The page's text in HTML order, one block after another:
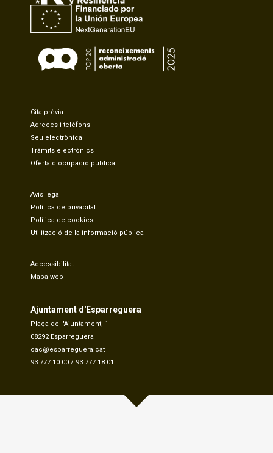
Cita prèvia
Adreces i telèfons
Seu electrònica
Tràmits electrònics
Oferta d'ocupació pública
Avís legal
Política de privacitat
Política de cookies
Utilització de la informació pública
Accessibilitat
Mapa web
Ajuntament d'Esparreguera
Plaça de l'Ajuntament, 1
08292 Esparreguera
oac@esparreguera.cat
93 777 10 00 / 93 777 18 01